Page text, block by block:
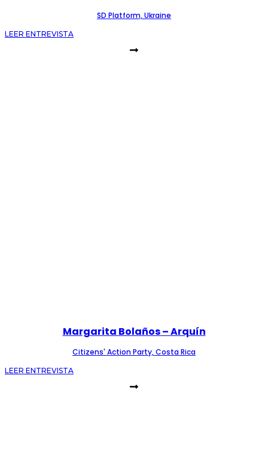
SD Platform, Ukraine
LEER ENTREVISTA
Margarita Bolaños – Arquín
Citizens' Action Party, Costa Rica
LEER ENTREVISTA